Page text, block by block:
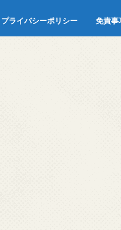
プライバシーポリシー 免責事